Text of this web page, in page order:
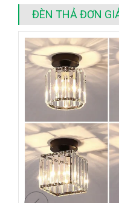
Số bóng
Chất liệu hạt
Chất liệu thân đèn
Chuẩn đui
Nguồn sáng
Điện áp
2. Đánh giá chi
2.1. Kiểu dáng
ĐÈN THẢ ĐƠN